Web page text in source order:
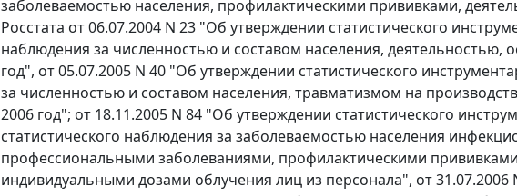
заболеваемостью населения, профилактическими прививками,
Росстата от 06.07.2004 N 23 "Об утверждении статистического
наблюдения за численностью и составом населения, деятельностью,
год", от 05.07.2005 N 40 "Об утверждении статистического
за численностью и составом населения, травматизмом на
2006 год"; от 18.11.2005 N 84 "Об утверждении статистического
статистического наблюдения за заболеваемостью населения
профессиональными заболеваниями, профилактическими
индивидуальными дозами облучения лиц из персонала", от 31.07.2006